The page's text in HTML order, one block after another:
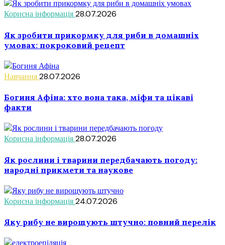
Корисна інформація28.07.2026
Як зробити прикормку для риби в домашніх
умовах: покроковий рецепт
Навчання28.07.2026
Богиня Афіна: хто вона така, міфи та цікаві
факти
Корисна інформація28.07.2026
Як рослини і тварини передбачають погоду:
народні прикмети та наукове
Корисна інформація24.07.2026
Яку рибу не вирощують штучно: повний перелік